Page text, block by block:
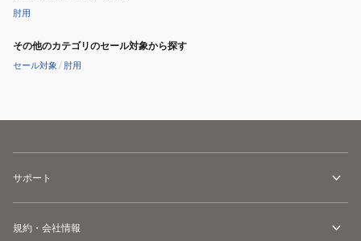
肘用
その他のカテゴリのセール対象から探す
セール対象 / 肘用
サポート
規約・会社情報